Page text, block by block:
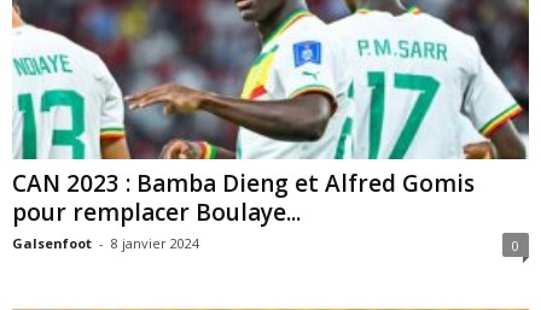
CAN 2023 : Bamba Dieng et Alfred Gomis
pour remplacer Boulaye...
Galsenfoot - 8 janvier 2024 0